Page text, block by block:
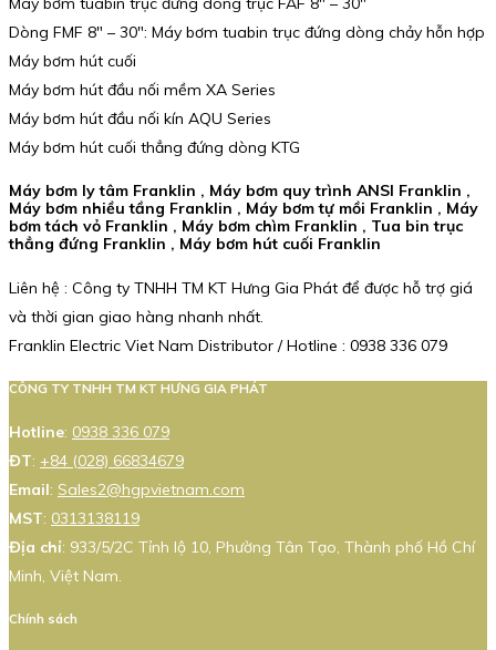
Dòng FMF 8″ – 30″: Máy bơm tuabin trục đứng dòng chảy hỗn hợp
Máy bơm hút cuối
Máy bơm hút đầu nối mềm XA Series
Máy bơm hút đầu nối kín AQU Series
Máy bơm hút cuối thẳng đứng dòng KTG
Máy bơm ly tâm Franklin , Máy bơm quy trình ANSI Franklin ,
Máy bơm nhiều tầng Franklin , Máy bơm tự mồi Franklin , Máy
bơm tách vỏ Franklin , Máy bơm chìm Franklin , Tua bin trục
thẳng đứng Franklin , Máy bơm hút cuối Franklin
Liên hệ : Công ty TNHH TM KT Hưng Gia Phát để được hỗ trợ giá
và thời gian giao hàng nhanh nhất.
Franklin Electric Viet Nam Distributor / Hotline : 0938 336 079
CÔNG TY TNHH TM KT HƯNG GIA PHÁT
Hotline: 0938 336 079
ĐT: +84 (028) 66834679
Email: Sales2@hgpvietnam.com
MST: 0313138119
Địa chỉ: 933/5/2C Tỉnh lộ 10, Phường Tân Tạo, Thành phố Hồ Chí
Minh, Việt Nam.
Chính sách